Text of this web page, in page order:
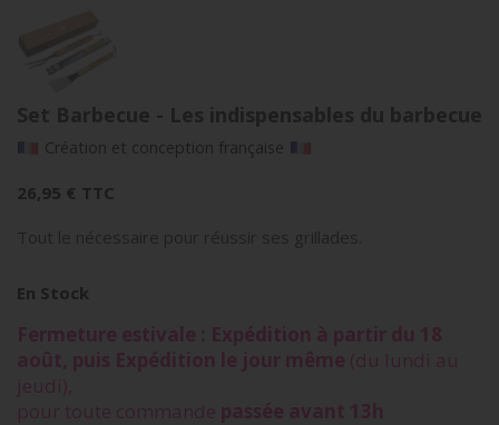
Création et conception française
26,95 € TTC
En Stock
Fermeture estivale : Expédition à partir du 18
août, puis Expédition le jour même (du lundi au
jeudi),
pour toute commande passée avant 13h